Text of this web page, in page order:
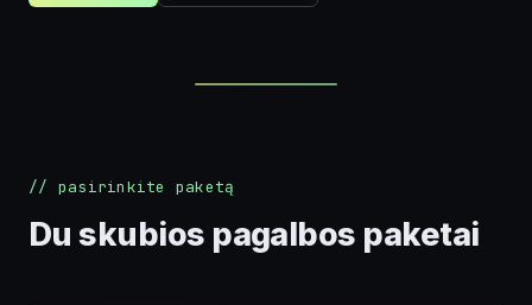
// pasirinkite paketą
Du skubios pagalbos paketai